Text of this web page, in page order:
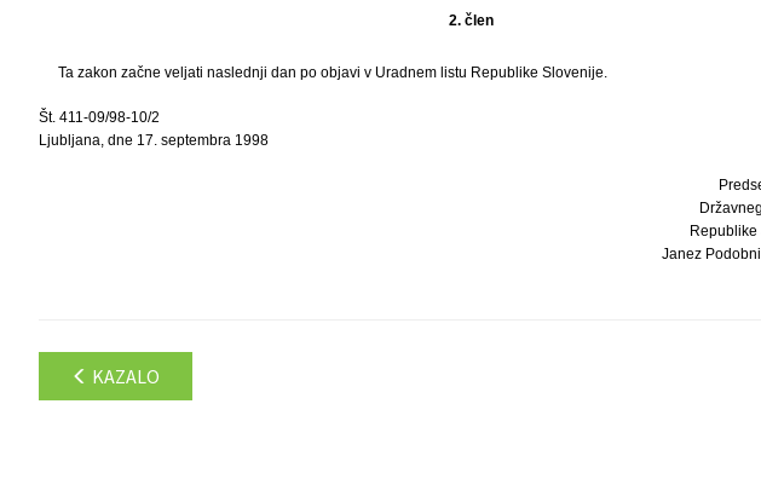
2. člen
Ta zakon začne veljati naslednji dan po objavi v Uradnem listu Republike Slovenije.
Št. 411-09/98-10/2
Ljubljana, dne 17. septembra 1998
Janez
KAZALO